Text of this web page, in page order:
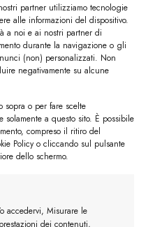
partner utilizziamo tecnologie
alle informazioni del dispositivo.
a noi e ai nostri partner di
durante la navigazione o gli
(non) personalizzati. Non
negativamente su alcune
sopra o per fare scelte
solamente a questo sito. È possibile
compreso il ritiro del
Policy o cliccando sul pulsante
dello schermo.
accedervi, Misurare le
dei contenuti,